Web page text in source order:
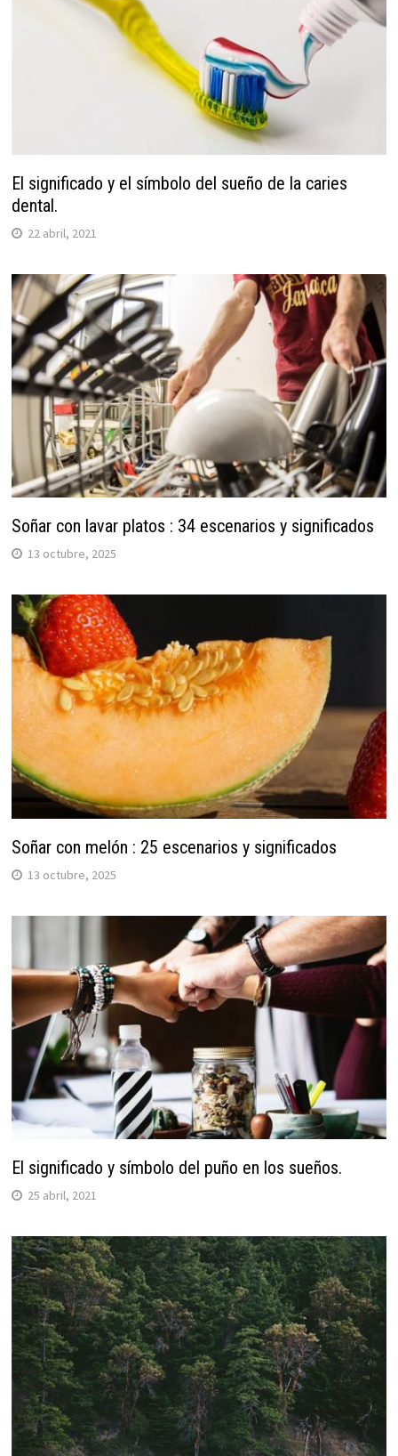
El significado y el símbolo del sueño de la caries
dental.
22 abril, 2021
Soñar con lavar platos : 34 escenarios y significados
13 octubre, 2025
Soñar con melón : 25 escenarios y significados
13 octubre, 2025
El significado y símbolo del puño en los sueños.
25 abril, 2021